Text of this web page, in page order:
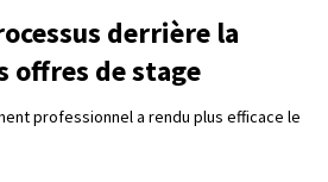
derrière la
offres de stage
professionnel a rendu plus efficace le